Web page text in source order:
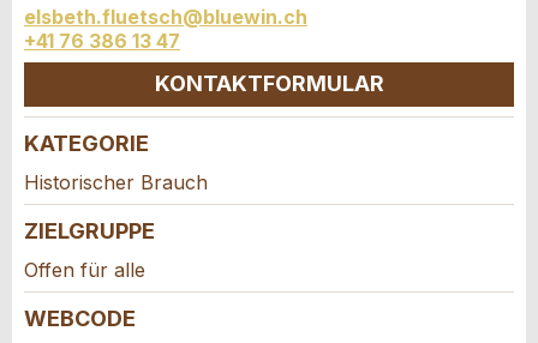
* Eingabe erforderlich
Zur Qualitätssicherung wird eine Kopie der E-Mail
an guidle übermittelt.
NACHRICHT SENDEN
Schliessen
Telefon *:
elsbeth.fluetsch@bluewin.ch
+41 76 386 13 47
KONTAKTFORMULAR
Kontakt
Verfassen Sie eine Nachricht für die
Kontaktpersonen dieser Anzeige.
KATEGORIE
Historischer Brauch
ZIELGRUPPE
Offen für alle
WEBCODE